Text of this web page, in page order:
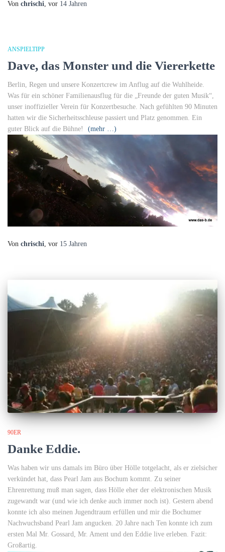
Von chrischi, vor 14 Jahren
ANSPIELTIPP
Dave, das Monster und die Viererkette
Berlin, Regen und unsere Konzertcrew im Anflug auf die Wuhlheide.
Was für ein schöner Familienausflug für die „Freunde der guten Musik“,
unser inoffizieller Verein für Konzertbesuche. Nach gefühlten 90 Minuten
hatten wir die Sicherheitsschleuse passiert und Platz genommen. Ein
guter Blick auf die Bühne!
(mehr …)
Von chrischi, vor 15 Jahren
90ER
Danke Eddie.
Was haben wir uns damals im Büro über Hölle totgelacht, als er zielsicher
verkündet hat, dass Pearl Jam aus Bochum kommt. Zu seiner
Ehrenrettung muß man sagen, dass Hölle eher der elektronischen Musik
zugewandt war (und wie ich denke auch immer noch ist). Gestern abend
konnte ich also meinen Jugendtraum erfüllen und mir die Bochumer
Nachwuchsband Pearl Jam angucken. 20 Jahre nach Ten konnte ich zum
ersten Mal Mr. Gossard, Mr. Ament und den Eddie live erleben. Fazit:
Großartig.